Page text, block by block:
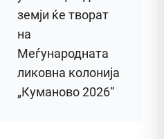
земји ќе творат
на
Меѓународната
ликовна колонија
„Куманово 2026“